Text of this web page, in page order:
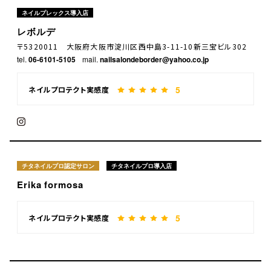
ネイルプレックス導入店
レボルデ
〒5320011 大阪府大阪市淀川区西中島3-11-10新三宝ビル302
tel. 06-6101-5105 mail. nailsalondeborder@yahoo.co.jp
ネイルプロテクト実感度 5
チタネイルプロ認定サロン チタネイルプロ導入店
Erika formosa
ネイルプロテクト実感度 5